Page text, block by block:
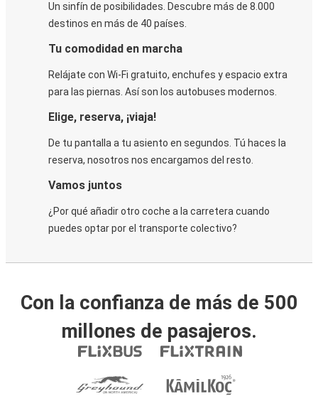
Un sinfín de posibilidades. Descubre más de 8.000
destinos en más de 40 países.
Tu comodidad en marcha
Relájate con Wi-Fi gratuito, enchufes y espacio extra
para las piernas. Así son los autobuses modernos.
Elige, reserva, ¡viaja!
De tu pantalla a tu asiento en segundos. Tú haces la
reserva, nosotros nos encargamos del resto.
Vamos juntos
¿Por qué añadir otro coche a la carretera cuando
puedes optar por el transporte colectivo?
Con la confianza de más de 500
millones de pasajeros.